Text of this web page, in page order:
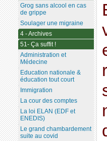
Grog sans alcool en cas
de grippe
Soulager une migraine
4 - Archives
51- Ça suffit !
Administration et
Médecine
Education nationale &
éducation tout court
Immigration
La cour des comptes
La loi ELAN (EDF et
ENEDIS)
Le grand chambardement
suite au covid